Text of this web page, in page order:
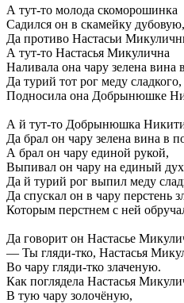
А тут-то молода скоморошинка
Садился он в скамейку дубовую,
Да противо Настасьи
А тут-то Настасья Микулична
Наливала она чару зелена вина
Да турий тот рог меду сладкого,
Подносила она Добрынюшке
А й тут-то Добрынюшка
Да брал он чару зелена вина в
А брал он чару единой рукой,
Выпивал он чару на единый
Да й турий рог выпил меду
Да спускал он в чару перстень
Которым перстнем с ней
Да говорит он Настасье
— Ты гляди-тко, Настасья
Во чару гляди-тко злаченую.
Как поглядела Настасья
В тую чару золочёную,